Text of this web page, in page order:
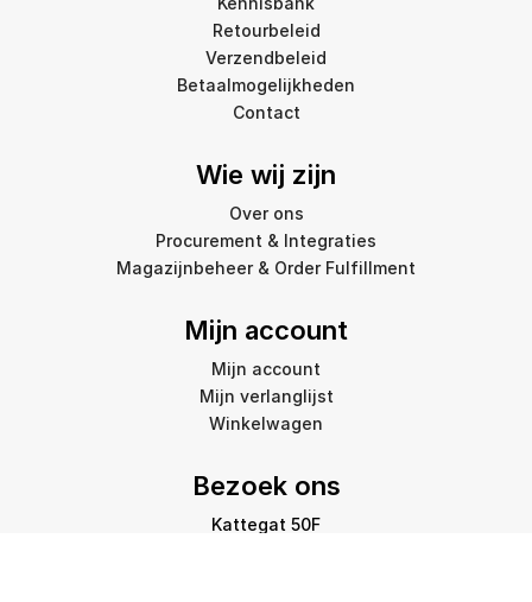
Retourbeleid
Verzendbeleid
Betaalmogelijkheden
Contact
Wie wij zijn
Over ons
Procurement & Integraties
Magazijnbeheer & Order Fulfillment
Mijn account
Mijn account
Mijn verlanglijst
Winkelwagen
Bezoek ons
Kattegat 50F